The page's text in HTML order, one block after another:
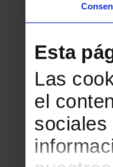
Esta
Las
el
sociales